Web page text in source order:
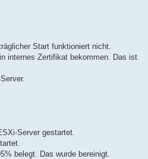
Start funktioniert nicht.
internes Zertifikat bekommen. Das ist
Server gestartet.
belegt. Das wurde bereinigt.